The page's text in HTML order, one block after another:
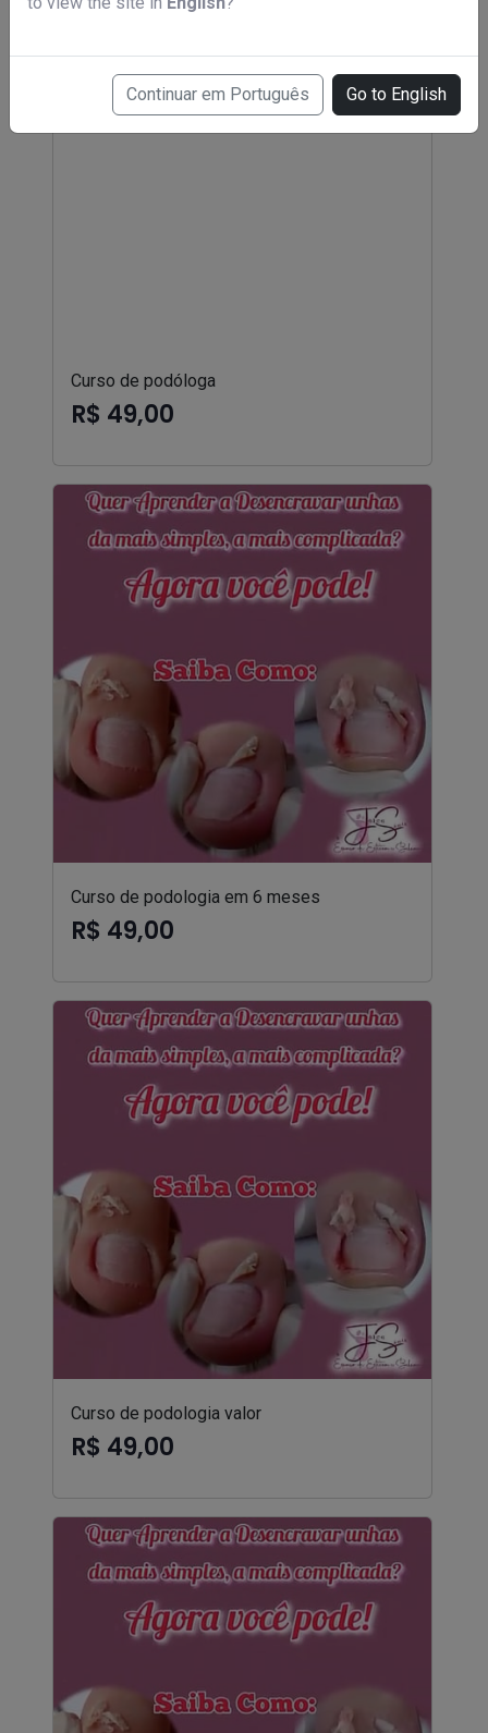
Continuar em Português Go to English
Curso de podóloga
R$ 49,00
Curso de podologia em 6 meses
R$ 49,00
Curso de podologia valor
R$ 49,00